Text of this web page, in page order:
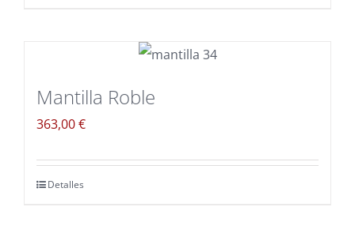
Mantilla Roble
363,00€
Detalles